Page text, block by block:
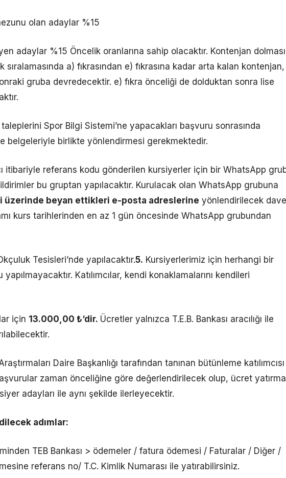
olan adaylar %15
adaylar %15 Öncelik oranlarına sahip olacaktır. Kontenjan dolması
a) fıkrasından e) fıkrasına kadar arta kalan kontenjan,
gruba devredecektir. e) fıkra önceliği de dolduktan sonra lise
taleplerini Spor Bilgi Sistemi’ne yapacakları başvuru sonrasında
belgeleriyle birlikte yönlendirmesi gerekmektedir.
itibariyle referans kodu gönderilen kursiyerler için bir WhatsApp
bu gruptan yapılacaktır. Kurulacak olan WhatsApp grubuna
üzerinde beyan ettikleri e-posta adreslerine yönlendirilecek
kurs tarihlerinden en az 1 gün öncesinde WhatsApp grubundan
Tesisleri’nde yapılacaktır.5. Kursiyerlerimiz için herhangi bir
Katılımcılar, kendi konaklamalarını kendileri
için 13.000,00 ₺‘dir. Ücretler yalnızca T.E.B. Bankası aracılığı ile
Daire Başkanlığı tarafından tanınan bütünleme katılımcısı
Başvurular zaman önceliğine göre değerlendirilecek olup, ücret yatırma
adayları ile aynı şekilde ilerleyecektir.
adımlar:
TEB Bankası > ödemeler / fatura ödemesi / Faturalar / Diğer /
referans no/ T.C. Kimlik Numarası ile yatırabilirsiniz.